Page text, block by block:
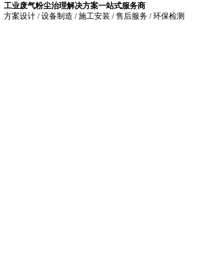
工业废气粉尘治理解决方案一站式服务商
方案设计 / 设备制造 / 施工安装 / 售后服务 / 环保检测